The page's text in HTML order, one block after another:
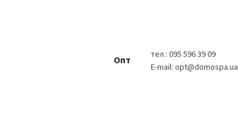
Опт
тел.: 095 596 39 09
E-mail: opt@domospa.ua